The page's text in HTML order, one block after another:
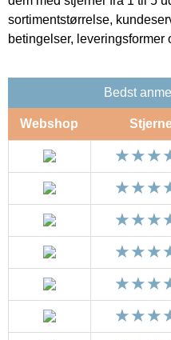
sortimentstørrelse,
betingelser, leveringsformer
Bedst
Webshop